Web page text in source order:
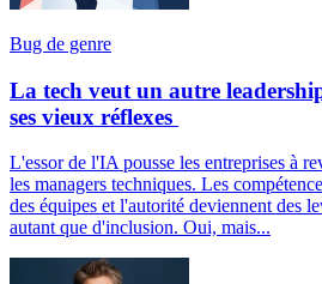
Bug de genre
La tech veut un autre
ses vieux réflexes
L'essor de l'IA pousse les entreprises à
les managers techniques. Les
des équipes et l'autorité deviennent des
autant que d'inclusion. Oui, mais...